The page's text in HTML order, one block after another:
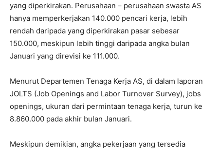
yang diperkirakan. Perusahaan – perusahaan swasta AS
hanya memperkerjakan 140.000 pencari kerja, lebih
rendah daripada yang diperkirakan pasar sebesar
150.000, meskipun lebih tinggi daripada angka bulan
Januari yang direvisi ke 111.000.
Menurut Departemen Tenaga Kerja AS, di dalam laporan
JOLTS (Job Openings and Labor Turnover Survey), jobs
openings, ukuran dari permintaan tenaga kerja, turun ke
8.860.000 pada akhir bulan Januari.
Meskipun demikian, angka pekerjaan yang tersedia